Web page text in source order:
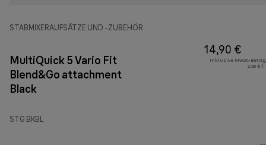
STABMIXERAUFSÄTZE UND -ZUBEHÖR
MultiQuick 5 Vario Fit
Blend&Go attachment
Black
STG BKBL
14,90 €
Inklusive MwSt.-
2,38 € (